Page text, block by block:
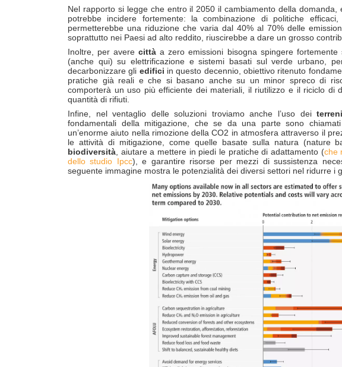
Nel rapporto si legge che entro il 2050 il cambiamento della
potrebbe incidere fortemente: la combinazione di politiche
permetterebbe una riduzione che varia dal 40% al 70% delle
soprattutto nei Paesi ad alto reddito, riuscirebbe a dare un grosso
Inoltre, per averecittà a zero emissioni bisogna spingere
(anche qui) su elettrificazione e sistemi basati sul verde urbano,
decarbonizzare gli edifici in questo decennio, obiettivo ritenuto
pratiche già reali e che si basano anche su un minor spreco di
comporterà un uso più efficiente dei materiali, il riutilizzo e il riciclo di
quantità di rifiuti.
Infine, nel ventaglio delle soluzioni troviamo anche l’uso dei
fondamentali della mitigazione, che se da una parte sono
un’enorme aiuto nella rimozione della CO2 in atmosfera attraverso il
le attività di mitigazione, come quelle basate sulla natura (nature
biodiversità , aiutare a mettere in piedi le pratiche di adattamento (che
dello studio Ipcc), e garantire risorse per mezzi di sussistenza
seguente immagine mostra le potenzialità dei diversi settori nel ridurre i